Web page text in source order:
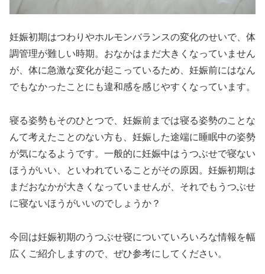
妊娠初期はつわりやホルモンバランスの変化のせいで、体
調管理が難しい時期。おなかはまだ大きくなっていません
が、体に急激な変化が起こっているため、妊娠前にはなん
でもなかったことにも違和感を感じやすくなっています。
寝る姿勢もそのひとつで、妊娠前までは寝る姿勢のことな
んて考えたことのない方も、妊娠した途端に睡眠中の姿勢
が気になるようです。一般的に妊娠中はうつぶせで寝ない
ほうがいい、といわれていることがその原因。妊娠初期は
まだおなかが大きくなっていませんが、それでもうつぶせ
に寝ないほうがいいのでしょうか？
今回は妊娠初期のうつぶせ寝についていろいろな情報を幅
広くご紹介しますので、ぜひ参考にしてください。